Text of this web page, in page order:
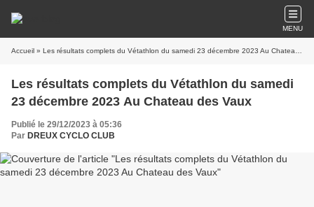
MENU
Accueil » Les résultats complets du Vétathlon du samedi 23 décembre 2023 Au Chateau des Vaux
Les résultats complets du Vétathlon du samedi
23 décembre 2023 Au Chateau des Vaux
Publié le 29/12/2023 à 05:36
Par DREUX CYCLO CLUB